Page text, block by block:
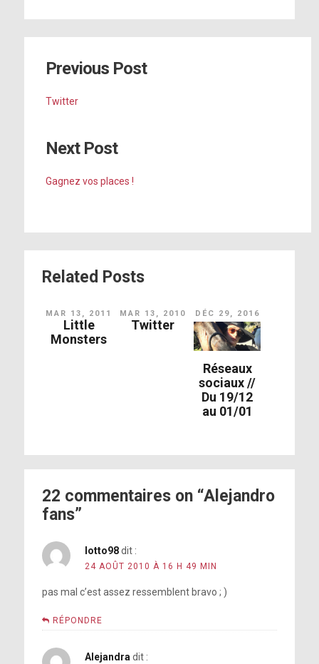
Previous Post
Twitter
Next Post
Gagnez vos places !
Related Posts
MAR 13, 2011
Little
Monsters
MAR 13, 2010
Twitter
DÉC 29, 2016
Réseaux
sociaux //
Du 19/12
au 01/01
22 commentaires on “Alejandro
fans”
lotto98 dit :
24 AOÛT 2010 À 16 H 49 MIN
pas mal c’est assez ressemblent bravo ; )
RÉPONDRE
Alejandra dit :